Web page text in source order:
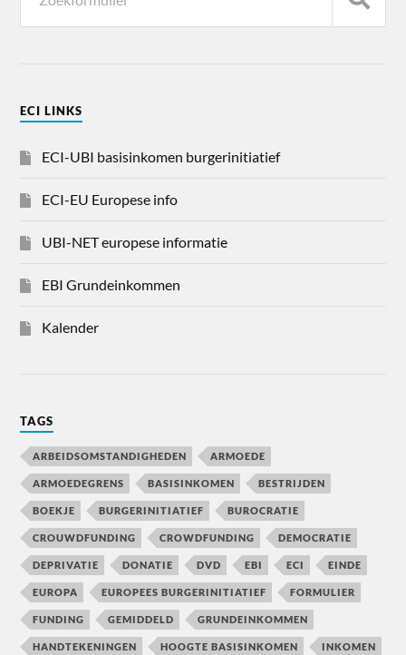
ECI LINKS
ECI-UBI basisinkomen burgerinitiatief
ECI-EU Europese info
UBI-NET europese informatie
EBI Grundeinkommen
Kalender
TAGS
ARBEIDSOMSTANDIGHEDEN ARMOEDE
ARMOEDEGRENS BASISINKOMEN BESTRIJDEN
BOEKJE BURGERINITIATIEF BUROCRATIE
CROUWDFUNDING CROWDFUNDING DEMOCRATIE
DEPRIVATIE DONATIE DVD EBI ECI EINDE
EUROPA EUROPEES BURGERINITIATIEF FORMULIER
FUNDING GEMIDDELD GRUNDEINKOMMEN
HANDTEKENINGEN HOOGTE BASISINKOMEN INKOMEN